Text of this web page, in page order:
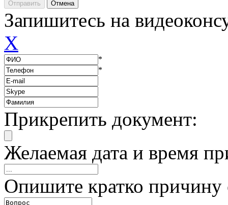
Запишитесь на
X
*
*
Прикрепить документ:
Желаемая дата и время
Опишите кратко